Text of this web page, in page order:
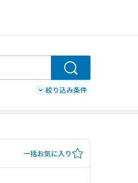
検索
絞り込み条件
一括お気に入り